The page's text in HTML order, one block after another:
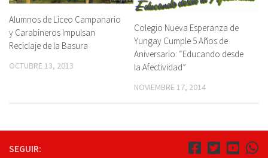
Alumnos de Liceo Campanario
y Carabineros Impulsan
Reciclaje de la Basura
OCTUBRE 13, 2013
Colegio Nueva Esperanza de
Yungay Cumple 5 Años de
Aniversario: “Educando desde
la Afectividad”
NOVIEMBRE 17, 2014
SEGUIR: